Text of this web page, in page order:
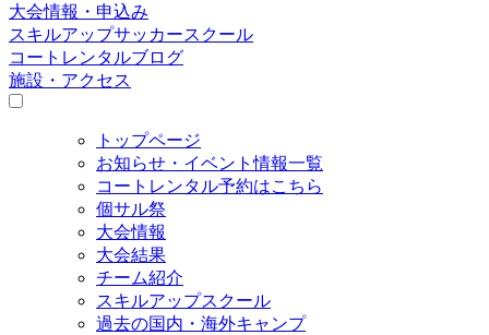
大会情報・申込み
スキルアップサッカースクール
コートレンタルブログ
施設・アクセス
トップページ
お知らせ・イベント情報一覧
コートレンタル予約はこちら
個サル祭
大会情報
大会結果
チーム紹介
スキルアップスクール
過去の国内・海外キャンプ